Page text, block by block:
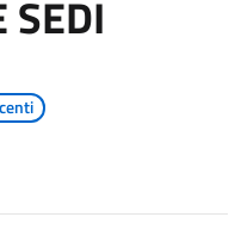
SEDI